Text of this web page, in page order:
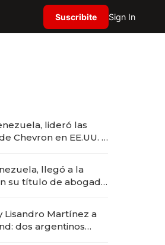
Suscribite Sign In
lideró las
Chevron en EE.UU. y
llegó a la
su título de abogado
Lisandro Martínez a
dos argentinos